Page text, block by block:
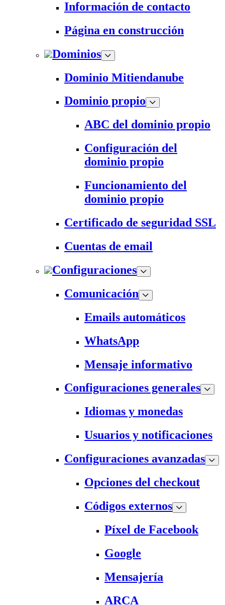
Información de contacto
Página en construcción
Dominios
Dominio Mitiendanube
Dominio propio
ABC del dominio propio
Configuración del
dominio propio
Funcionamiento del
dominio propio
Certificado de seguridad SSL
Cuentas de email
Configuraciones
Comunicación
Emails automáticos
WhatsApp
Mensaje informativo
Configuraciones generales
Idiomas y monedas
Usuarios y notificaciones
Configuraciones avanzadas
Opciones del checkout
Códigos externos
Píxel de Facebook
Google
Mensajería
ARCA